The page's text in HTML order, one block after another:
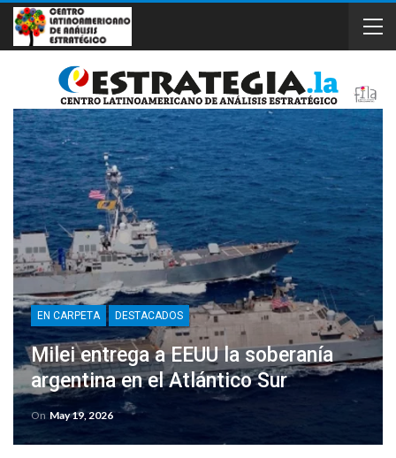
EN CARPETA DESTACADOS
Milei entrega a EEUU la soberanía
argentina en el Atlántico Sur
On May 19, 2026